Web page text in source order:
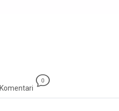
Komentari
0